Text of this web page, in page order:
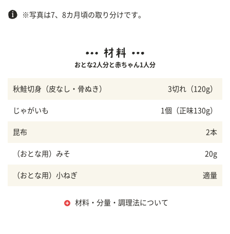
※写真は7、8カ月頃の取り分けです。
おとな2人分と赤ちゃん1人分
秋鮭切身（皮なし・骨ぬき） 3切れ（120g）
じゃがいも 1個（正味130g）
昆布 2本
（おとな用）みそ 20g
（おとな用）小ねぎ 適量
材料・分量・調理法について